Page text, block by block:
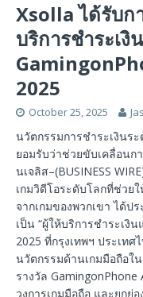
Xsolla ได้รับก
บริการชำระเงิ
2025
October 25, 2025
นวัตกรรมการชำระเงินร
ยอมรับว่าช่วยขับเคลื่อนก
นเจลิส–(BUSINESS
เกมวิดีโอระดับโลกที่ช่วย
จากเกมของพวกเขา ได้ป
เป็น “ผู้ให้บริการชำระเงิ
2025 ที่กรุงเทพฯ ประเทศ
นวัตกรรมด้านเกมมือถือใ
รางวัล
วงการเกมมือถือ และยกย่